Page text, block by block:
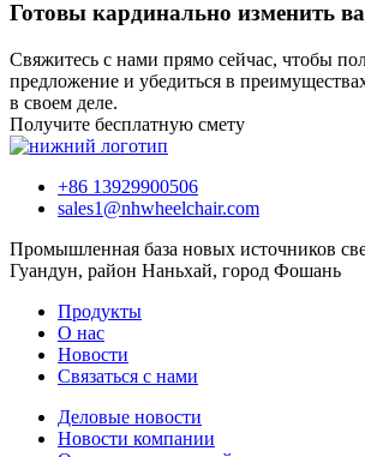
Готовы кардинально изменить
Свяжитесь с нами прямо сейчас, чтобы
предложение и убедиться в
в своем деле.
Получите бесплатную смету
+86 13929900506
sales1@nhwheelchair.com
Промышленная база новых источников
Гуандун, район Наньхай, город Фошань
Продукты
О нас
Новости
Связаться с нами
Деловые новости
Новости компании